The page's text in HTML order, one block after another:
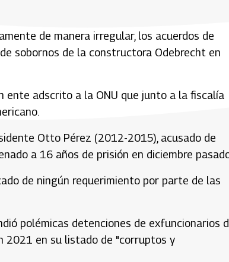
de manera irregular, los acuerdos de
sobornos de la constructora Odebrecht en
ente adscrito a la ONU que junto a la fiscalía
Otto Pérez (2012-2015), acusado de
a 16 años de prisión en diciembre
de ningún requerimiento por parte de las
polémicas detenciones de exfuncionarios
2021 en su listado de "corruptos y